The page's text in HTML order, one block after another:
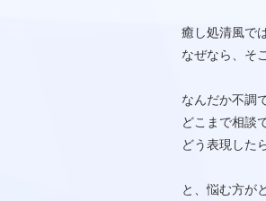
癒し処清風で
なぜなら、そ
なんだか不調
どこまで相談
どう表現した
と、悩む方が